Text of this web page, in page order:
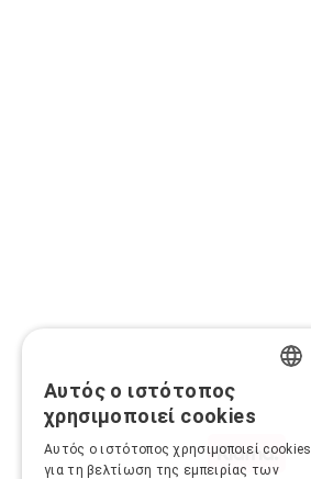
Αυτός ο ιστότοπος
χρησιμοποιεί cookies
Αυτός ο ιστότοπος χρησιμοποιεί cookies
για τη βελτίωση της εμπειρίας των